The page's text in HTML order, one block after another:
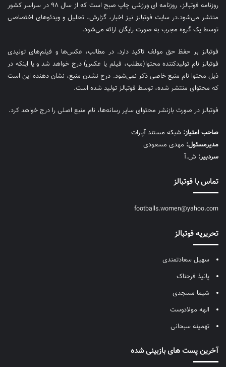
روزنامه فوتبالز، روزنامه ای ورزشی چاپ صبح است که از سال ۹۸ در سراسر کشور
منتشر می‌شود.در سایت فوتبالز نیز اخبار، گزارش، تحلیل و ویدئوهای اختصاصی
توسط یک گروه مجرب به صورت رایگان ارائه می‌شود.
فوتبالز بر حفظ حق مولف تاکید دارد. در مطالب، عکس‌ها و فیلم‌های تولیدی
فوتبالز نام تولیدکننده محتوا(مطلب، فیلم یا عکس) درج خواهد شد و یا اینکه در
ذیل محتوا نام منبع خاصی ذکر نمی‌‎شود. درج نشدن منبع، نشان دهنده این است
که محتوای منتشر شده، توسط فوتبالز تولید شده است.
فوتبالز در صورت بازنشر محتوای سایر رسانه‌ها، نام منبع اصلی را درج خواهد کرد.
صاحب امتیاز: شبکه مستند آپارات
مديرمسئول: مهدی مسعودی
سردبیر: ش.آ
تماس با فوتبالز
footballs.women@yahoo.com
تحریریه فوتبالز
سهیل سعادتمندی
پانیذ فرحناک
شیما مسجدی
الهه مولادوست
تهمینه سبحانی
آخرین پست های بازبینی شده